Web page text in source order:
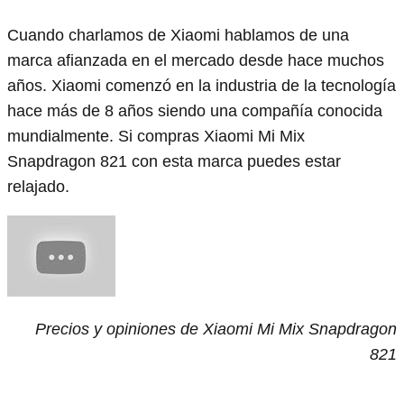
Cuando charlamos de Xiaomi hablamos de una
marca afianzada en el mercado desde hace muchos
años. Xiaomi comenzó en la industria de la tecnología
hace más de 8 años siendo una compañía conocida
mundialmente. Si compras Xiaomi Mi Mix
Snapdragon 821 con esta marca puedes estar
relajado.
Precios y opiniones de Xiaomi Mi Mix Snapdragon
821